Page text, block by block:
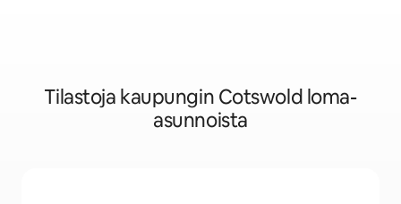
Tilastoja kaupungin Cotswold loma-
asunnoista